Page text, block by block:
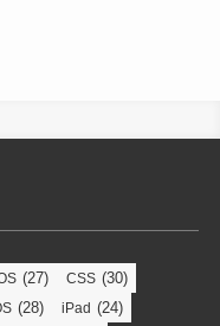
(27) CSS (30)
(28) iPad (24)